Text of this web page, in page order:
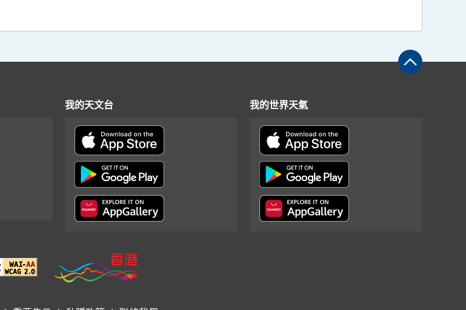
我的天文台 我的世界天氣